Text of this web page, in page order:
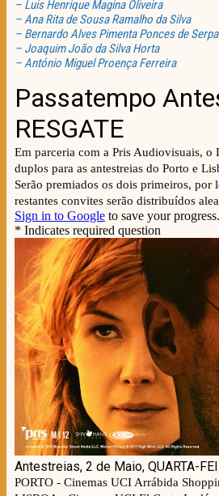
– Luis Henrique Magina Oliveira
– Ana Rita de Sousa Ramalho da Silva
– Bernardo Alves Pimenta Ponces de Serpa
– Joaquim João da Silva Horta
– António Miguel Proença Ferreira